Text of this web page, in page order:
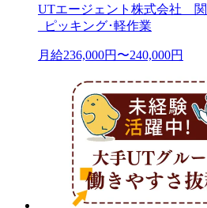
UTエージェント株式会社
_ピッキング･軽作業
月給236,000円〜240,000円